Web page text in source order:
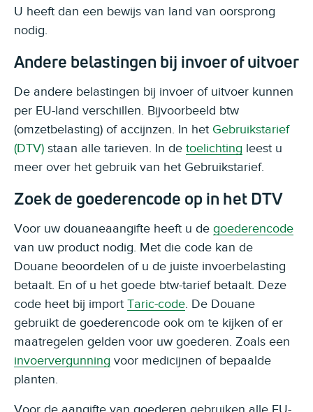
U heeft dan een bewijs van land van oorsprong
nodig.
Andere belastingen bij invoer of uitvoer
De andere belastingen bij invoer of uitvoer kunnen
per EU-land verschillen. Bijvoorbeeld btw
(omzetbelasting) of accijnzen. In het Gebruikstarief
(DTV) staan alle tarieven. In de toelichting leest u
meer over het gebruik van het Gebruikstarief.
Zoek de goederencode op in het DTV
Voor uw douaneaangifte heeft u de goederencode
van uw product nodig. Met die code kan de
Douane beoordelen of u de juiste invoerbelasting
betaalt. En of u het goede btw-tarief betaalt. Deze
code heet bij import Taric-code . De Douane
gebruikt de goederencode ook om te kijken of er
maatregelen gelden voor uw goederen. Zoals een
invoervergunning voor medicijnen of bepaalde
planten.
Voor de aangifte van goederen gebruiken alle EU-